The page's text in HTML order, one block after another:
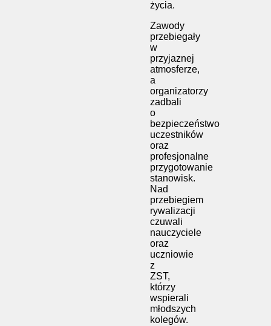
życia.
Zawody
przebiegały
w
przyjaznej
atmosferze,
a
organizatorzy
zadbali
o
bezpieczeństwo
uczestników
oraz
profesjonalne
przygotowanie
stanowisk.
Nad
przebiegiem
rywalizacji
czuwali
nauczyciele
oraz
uczniowie
z
ZST,
którzy
wspierali
młodszych
kolegów.